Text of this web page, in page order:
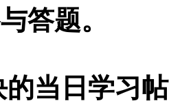
答题。
当日学习